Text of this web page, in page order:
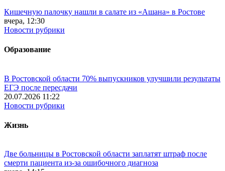
Кишечную палочку нашли в салате из «Ашана» в Ростове
вчера, 12:30
Новости рубрики
Образование
В Ростовской области 70% выпускников улучшили результаты
ЕГЭ после пересдачи
20.07.2026 11:22
Новости рубрики
Жизнь
Две больницы в Ростовской области заплатят штраф после
смерти пациента из-за ошибочного диагноза